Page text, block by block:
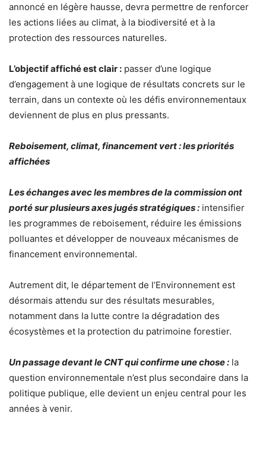
annoncé en légère hausse, devra permettre de renforcer
les actions liées au climat, à la biodiversité et à la
protection des ressources naturelles.
L’objectif affiché est clair : passer d’une logique
d’engagement à une logique de résultats concrets sur le
terrain, dans un contexte où les défis environnementaux
deviennent de plus en plus pressants.
Reboisement, climat, financement vert : les priorités
affichées
Les échanges avec les membres de la commission ont
porté sur plusieurs axes jugés stratégiques : intensifier
les programmes de reboisement, réduire les émissions
polluantes et développer de nouveaux mécanismes de
financement environnemental.
Autrement dit, le département de l’Environnement est
désormais attendu sur des résultats mesurables,
notamment dans la lutte contre la dégradation des
écosystèmes et la protection du patrimoine forestier.
Un passage devant le CNT qui confirme une chose : la
question environnementale n’est plus secondaire dans la
politique publique, elle devient un enjeu central pour les
années à venir.